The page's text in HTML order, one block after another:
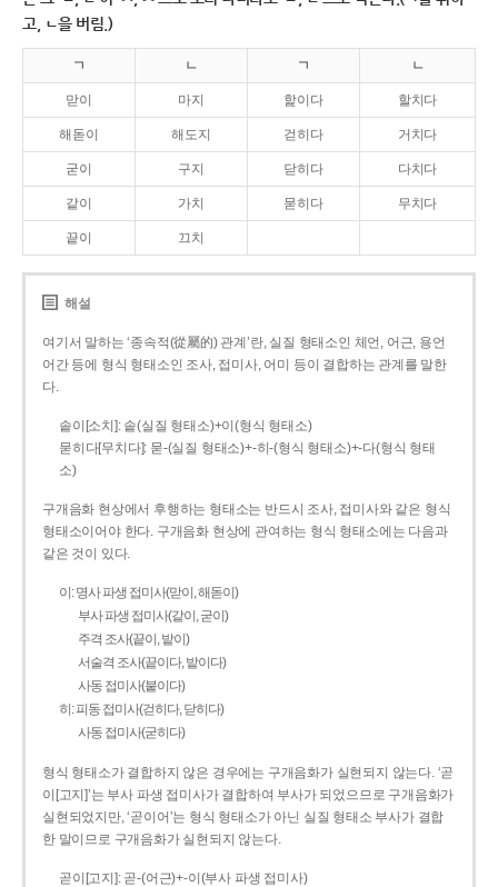
고, ㄴ을 버림.)
ㄱ ㄴ ㄱ ㄴ
맏이 마지 핥이다 할치다
해돋이 해도지 걷히다 거치다
굳이 구지 닫히다 다치다
같이 가치 묻히다 무치다
끝이 끄치
해설
여기서 말하는 ‘종속적(從屬的) 관계’란, 실질 형태소인 체언, 어근, 용언
어간 등에 형식 형태소인 조사, 접미사, 어미 등이 결합하는 관계를 말한
다.
솥이[소치]: 솥(실질 형태소)+이(형식 형태소)
묻히다[무치다]: 묻­-(실질 형태소)+­-히­-(형식 형태소)+-다(형식 형태
소)
구개음화 현상에서 후행하는 형태소는 반드시 조사, 접미사와 같은 형식
형태소이어야 한다. 구개음화 현상에 관여하는 형식 형태소에는 다음과
같은 것이 있다.
이: 명사 파생 접미사(맏이, 해돋이)
부사 파생 접미사(같이, 굳이)
주격 조사(끝이, 밭이)
서술격 조사(끝이다, 밭이다)
사동 접미사(붙이다)
히: 피동 접미사(걷히다, 닫히다)
사동 접미사(굳히다)
형식 형태소가 결합하지 않은 경우에는 구개음화가 실현되지 않는다. ‘곧
이[고지]’는 부사 파생 접미사가 결합하여 부사가 되었으므로 구개음화가
실현되었지만, ‘곧이어’는 형식 형태소가 아닌 실질 형태소 부사가 결합
한 말이므로 구개음화가 실현되지 않는다.
곧이[고지]: 곧-­(어근)+­-이(부사 파생 접미사)